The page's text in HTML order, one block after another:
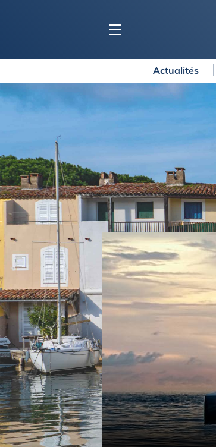
BLOC MARINE
Ports
rédaction
Application Bloc Marine
Règlementation
BATEAUX
Voiliers
Bateaux à moteur
Equipements
Salons
Economie
Actualités